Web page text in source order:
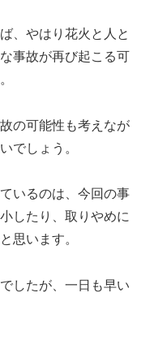
、やはり花火と人と
事故が再び起こる可
の可能性も考えなが
でしょう。
いるのは、今回の事
したり、取りやめに
思います。
したが、一日も早い